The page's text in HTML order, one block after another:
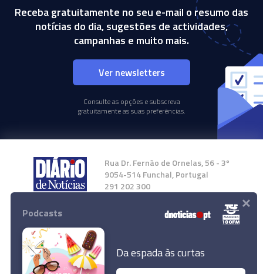
Receba gratuitamente no seu e-mail o resumo das
notícias do dia, sugestões de actividades,
campanhas e muito mais.
Ver newsletters
Consulte as opções e subscreva
gratuitamente as suas preferências.
Rua Dr. Fernão de Ornelas, 56 - 3º
9054-514 Funchal, Portugal
291 202 300
Instale a nossa App
Podcasts
Da espada às curtas
×